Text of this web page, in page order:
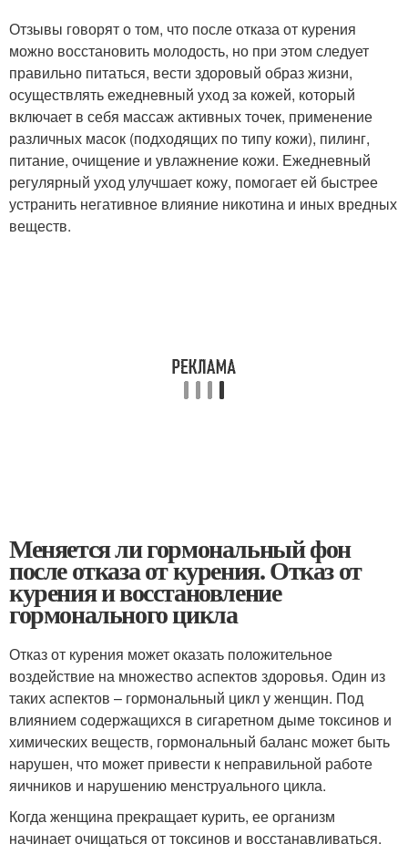
Отзывы говорят о том, что после отказа от курения
можно восстановить молодость, но при этом следует
правильно питаться, вести здоровый образ жизни,
осуществлять ежедневный уход за кожей, который
включает в себя массаж активных точек, применение
различных масок (подходящих по типу кожи), пилинг,
питание, очищение и увлажнение кожи. Ежедневный
регулярный уход улучшает кожу, помогает ей быстрее
устранить негативное влияние никотина и иных вредных
веществ.
Меняется ли гормональный фон
после отказа от курения. Отказ от
курения и восстановление
гормонального цикла
Отказ от курения может оказать положительное
воздействие на множество аспектов здоровья. Один из
таких аспектов – гормональный цикл у женщин. Под
влиянием содержащихся в сигаретном дыме токсинов и
химических веществ, гормональный баланс может быть
нарушен, что может привести к неправильной работе
яичников и нарушению менструального цикла.
Когда женщина прекращает курить, ее организм
начинает очищаться от токсинов и восстанавливаться.